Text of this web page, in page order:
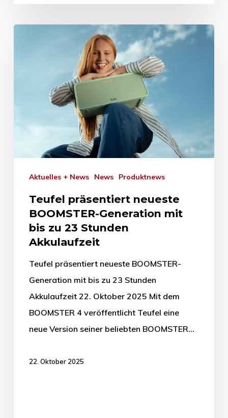
Aktuelles + News News Produktnews
Teufel präsentiert neueste
BOOMSTER-Generation mit
bis zu 23 Stunden
Akkulaufzeit
Teufel präsentiert neueste BOOMSTER-
Generation mit bis zu 23 Stunden
Akkulaufzeit 22. Oktober 2025 Mit dem
BOOMSTER 4 veröffentlicht Teufel eine
neue Version seiner beliebten BOOMSTER…
22. Oktober 2025